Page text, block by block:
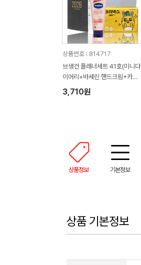
상품번호 : 814717
브생건 플래너세트 41호(미니다
이어리+바세린 핸드크림+카카
오 여행용 티슈)
3,710원
상품정보 기본정보
상품 기본정보